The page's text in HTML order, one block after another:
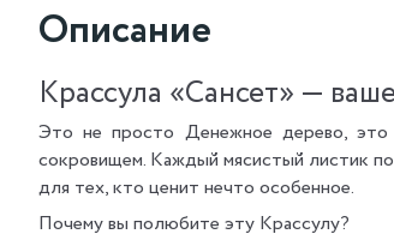
Описание
Крассула «Сансет» —
Это не просто Денежное дерево, это
сокровищем. Каждый мясистый листик
для тех, кто ценит нечто особенное.
Почему вы полюбите эту Крассулу?